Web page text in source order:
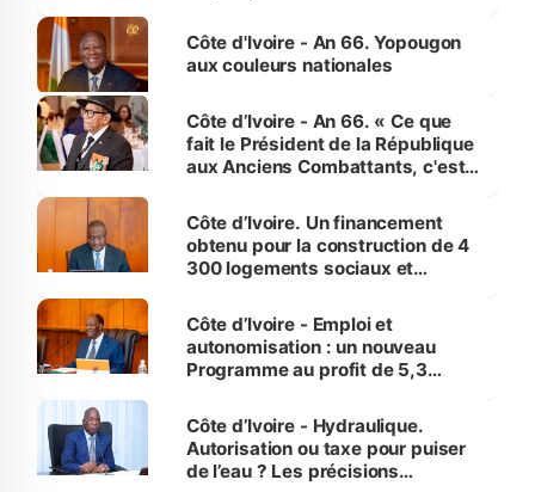
l'Etat de droit pour préserver les
vies humaines »
Côte d'Ivoire - An 66. Yopougon
aux couleurs nationales
Côte d’Ivoire - An 66. « Ce que
fait le Président de la République
aux Anciens Combattants, c'est
Côte d’Ivoire. Un financement
obtenu pour la construction de 4
300 logements sociaux et
et Yamoussoukro
Côte d’Ivoire - Emploi et
autonomisation : un nouveau
Programme au profit de 5,3
Côte d’Ivoire - Hydraulique.
Autorisation ou taxe pour puiser
de l’eau ? Les précisions